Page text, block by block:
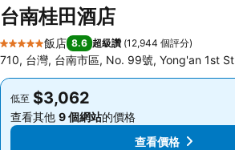
台南桂田酒店
5 星級
飯店 8.6 超級讚 (12,944 個評分)
710, 台灣, 台南市區, No. 99號, Yong'an 1st St
低至 $3,062
查看其他 9 個網站的價格
查看價格
低至 $3,062
查看其他 9 個網站的價格
查看價格